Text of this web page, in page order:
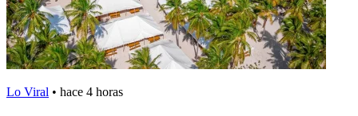
Lo Viral • hace 4 horas